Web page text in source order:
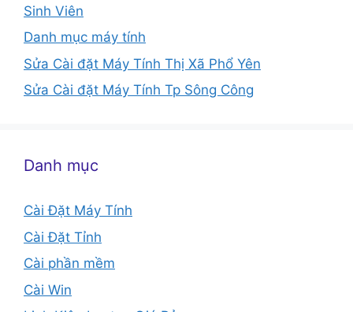
Sinh Viên
Danh mục máy tính
Sửa Cài đặt Máy Tính Thị Xã Phổ Yên
Sửa Cài đặt Máy Tính Tp Sông Công
Danh mục
Cài Đặt Máy Tính
Cài Đặt Tỉnh
Cài phần mềm
Cài Win